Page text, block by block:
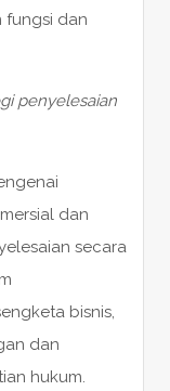
fungsi dan
penyelesaian
dan
secara
bisnis,
dan
hukum.